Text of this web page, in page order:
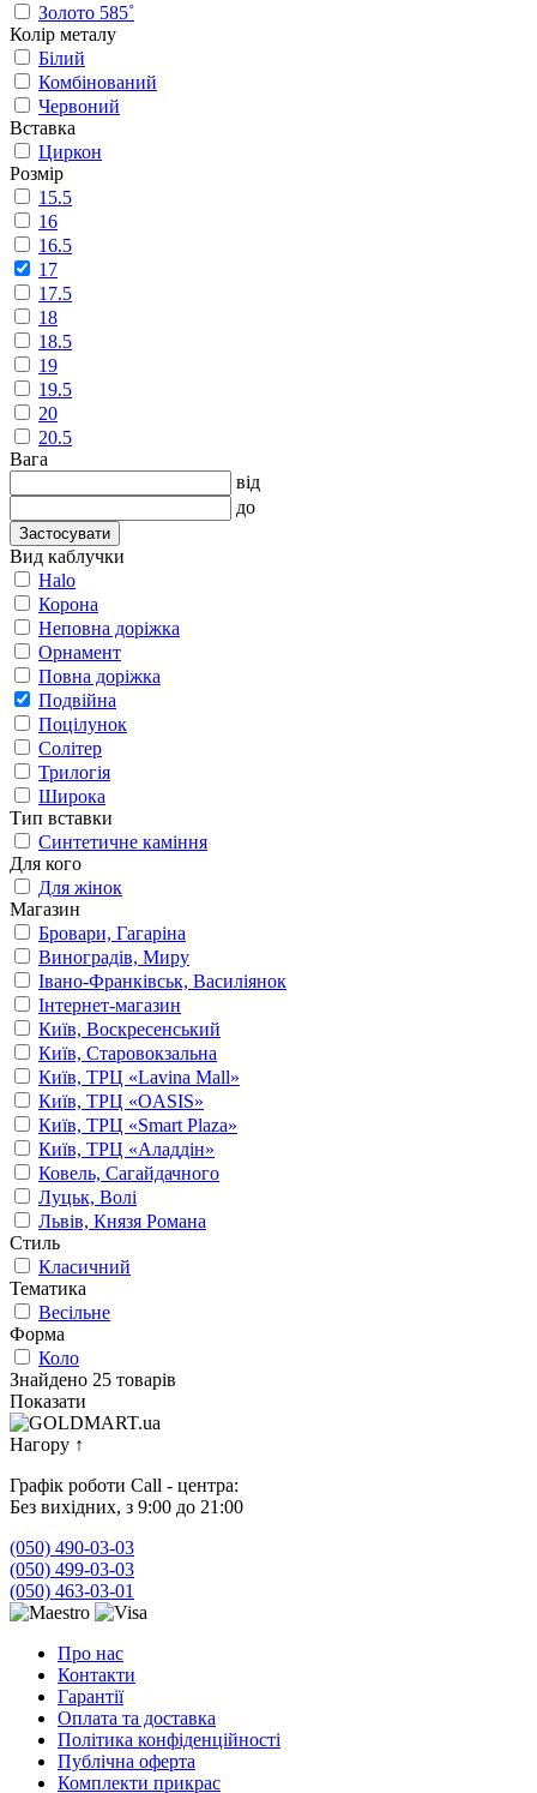
Золото 585˚
Колір металу
Білий
Комбінований
Червоний
Вставка
Циркон
Розмір
15.5
16
16.5
17
17.5
18
18.5
19
19.5
20
20.5
Вага
від
до
Застосувати
Вид каблучки
Halo
Корона
Неповна доріжка
Орнамент
Повна доріжка
Подвійна
Поцілунок
Солітер
Трилогія
Широка
Тип вставки
Синтетичне каміння
Для кого
Для жінок
Магазин
Бровари, Гагаріна
Виноградів, Миру
Івано-Франківськ, Василіянок
Інтернет-магазин
Київ, Воскресенський
Київ, Старовокзальна
Київ, ТРЦ «Lavina Mall»
Київ, ТРЦ «OASIS»
Київ, ТРЦ «Smart Plaza»
Київ, ТРЦ «Аладдін»
Ковель, Сагайдачного
Луцьк, Волі
Львів, Князя Романа
Стиль
Класичний
Тематика
Весільне
Форма
Коло
Знайдено 25 товарів
Показати
Нагору ↑
Графік роботи Call - центра:
Без вихідних, з 9:00 до 21:00
(050) 490-03-03
(050) 499-03-03
(050) 463-03-01
Про нас
Контакти
Гарантії
Оплата та доставка
Політика конфіденційності
Публічна оферта
Комплекти прикрас